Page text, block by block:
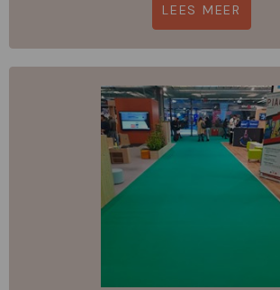
LEES MEER